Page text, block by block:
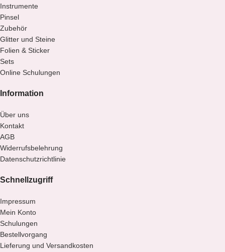
Instrumente
Pinsel
Zubehör
Glitter und Steine
Folien & Sticker
Sets
Online Schulungen
Information
Über uns
Kontakt
AGB
Widerrufsbelehrung
Datenschutzrichtlinie
Schnellzugriff
Impressum
Mein Konto
Schulungen
Bestellvorgang
Lieferung und Versandkosten